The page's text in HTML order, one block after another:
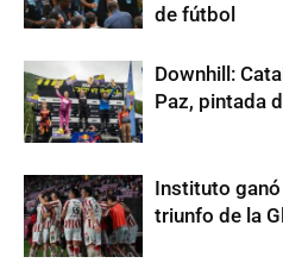
de fútbol
Downhill:
Paz, pintada
Instituto ganó
triunfo de la